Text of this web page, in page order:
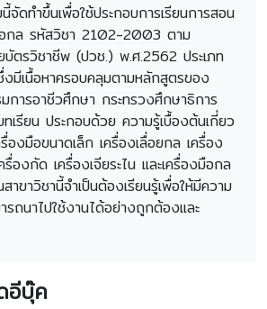
จัดทำขึ้นเพื่อใช้ประกอบการเรียนการสอน
กล รหัสวิชา 2102-2003 ตาม
บัตรวิชาชีพ (ปวช.) พ.ศ.2562 ประเภท
มีเนื้อหาครอบคลุมตามหลักสูตรของ
การอาชีวศึกษา กระทรวงศึกษาธิการ
เรียน ประกอบด้วย ความรู้เบื้องต้นเกี่ยว
องมือขนาดเล็ก เครื่องเลื่อยกล เครื่อง
รื่องกัด เครื่องเจียระไน และเครื่องมือกล
าขาวิชานี้จำเป็นต้องเรียนรู้เพื่อให้มีความ
รถนาไปใช้งานได้อย่างถูกต้องและ
อีบุ๊ค